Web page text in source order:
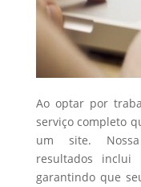
Ao optar por
serviço completo
um site.
resultados inclui
garantindo que